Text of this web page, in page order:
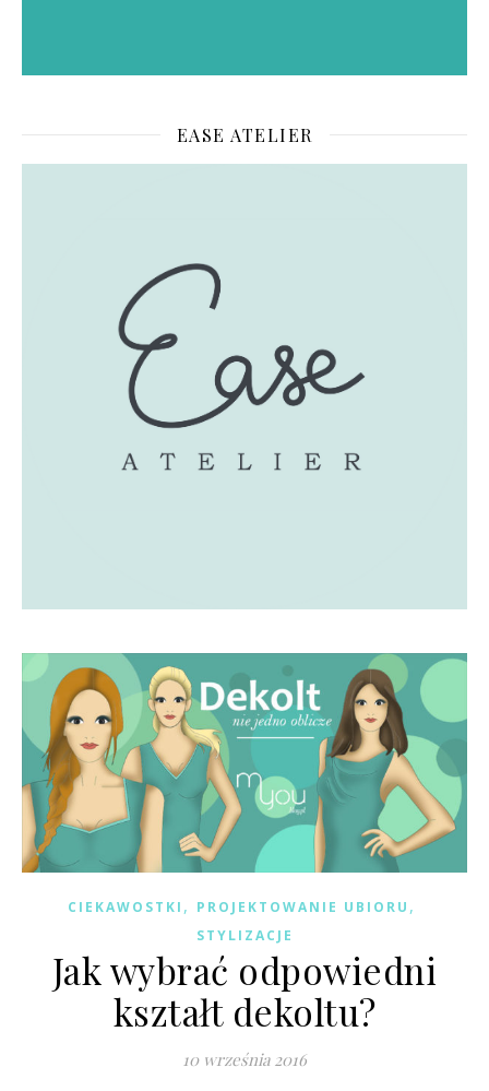
EASE ATELIER
CIEKAWOSTKI , PROJEKTOWANIE UBIORU ,
STYLIZACJE
Jak wybrać odpowiedni
kształt dekoltu?
10 września 2016